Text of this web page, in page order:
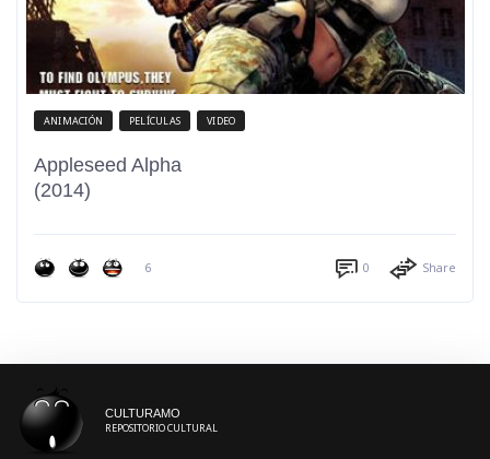
ANIMACIÓN PELÍCULAS VIDEO
Appleseed Alpha
(2014)
6 0 Share
CULTURAMO
REPOSITORIO CULTURAL